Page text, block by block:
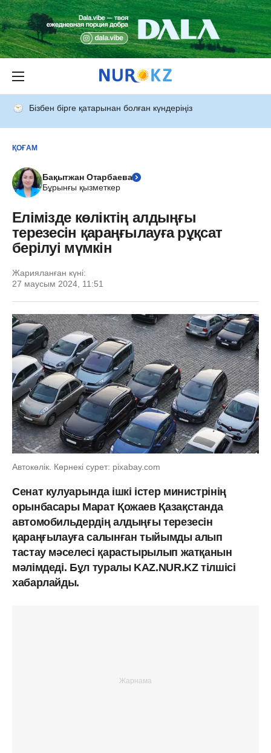
Бізбен бірге қатарынан болған күндеріңіз
ҚОҒАМ
Бақытжан Отарбаева
Бұрынғы қызметкер
Елімізде көліктің алдыңғы
терезесін қараңғылауға рұқсат
берілуі мүмкін
Жарияланған күні:
27 маусым 2024, 11:51
Автокөлік. Көрнекі сурет: pixabay.com
Сенат кулуарында ішкі істер министрінің
орынбасары Марат Қожаев Қазақстанда
автомобильдердің алдыңғы терезесін
қараңғылауға салынған тыйымды алып
тастау мәселесі қарастырылып жатқанын
мәлімдеді. Бұл туралы KAZ.NUR.KZ тілшісі
хабарлайды.